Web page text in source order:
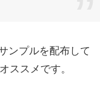
ンプルを配布して
ススメです。